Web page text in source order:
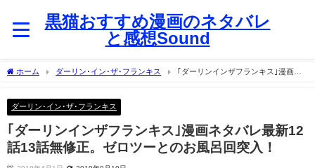
黒猫おすすめ漫画のネタバレ
と感想Sound
ホーム ダーリン･イン･ザ･フランキス
｢ダーリンインザフランキス｣漫画ネ
ダーリン･イン･ザ･フランキス
｢ダーリンインザフランキス｣漫画ネタバレ最新12
話13話無修正。ゼロツーとのお風呂回突入！